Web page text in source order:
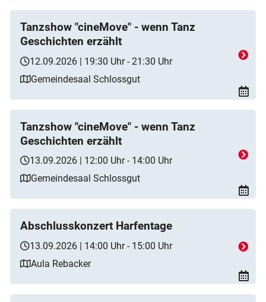
Tanzshow "cineMove" - wenn Tanz
Geschichten erzählt
12.09.2026 | 19:30 Uhr - 21:30 Uhr
Gemeindesaal Schlossgut
Tanzshow "cineMove" - wenn Tanz
Geschichten erzählt
13.09.2026 | 12:00 Uhr - 14:00 Uhr
Gemeindesaal Schlossgut
Abschlusskonzert Harfentage
13.09.2026 | 14:00 Uhr - 15:00 Uhr
Aula Rebacker